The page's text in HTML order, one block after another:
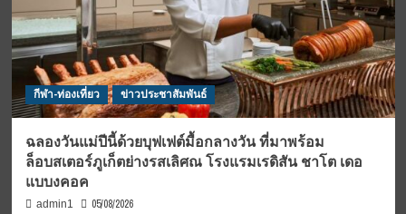
กีฬา-ท่องเที่ยว ข่าวประชาสัมพันธ์
ฉลองวันแม่ปีนี้ด้วยบุฟเฟต์มื้อกลางวัน ที่มาพร้อม
ล็อบสเตอร์ภูเก็ตย่างรสเลิศณ โรงแรมเรดิสัน ชาโต เดอ
แบบงคอค
admin1 05/08/2026